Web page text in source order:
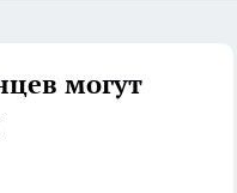
могут